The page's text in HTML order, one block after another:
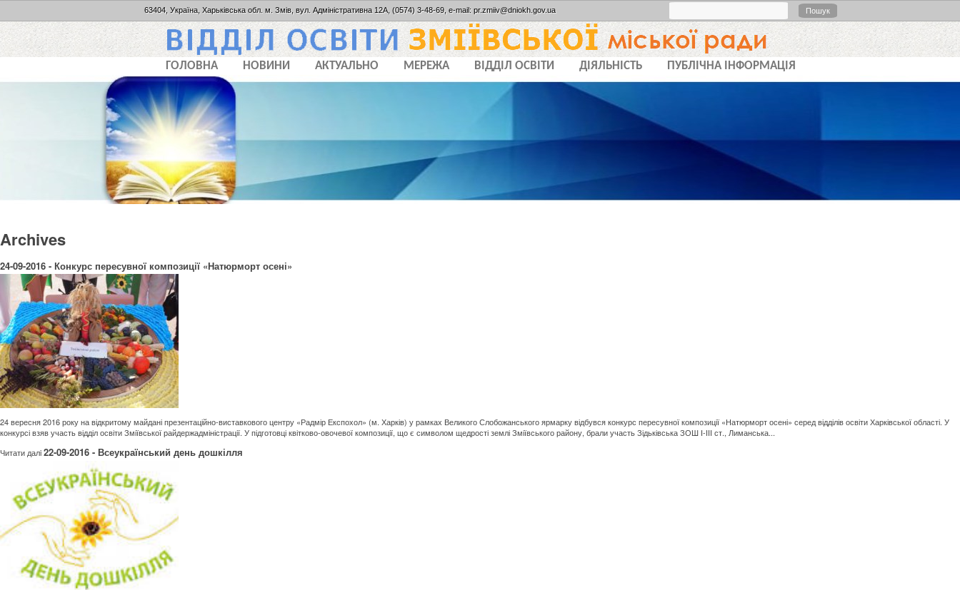
63404, Україна, Харьківська обл. м. Змів, вул. Адміністративна 12А, (0574) 3-48-69, e-mail: pr.zmiiv@dniokh.gov.ua Пошук
ГОЛОВНА НОВИНИ АКТУАЛЬНО МЕРЕЖА ВІДДІЛ ОСВІТИ ДІЯЛЬНІСТЬ ПУБЛІЧНА ІНФОРМАЦІЯ
Archives
24-09-2016 - Конкурс пересувної композиції «Натюрморт осені»
24 вересня 2016 року на відкритому майдані презентаційно-виставкового центру «Радмір Експохол» (м. Харків) у рамках Великого Слобожанського ярмарку відбувся конкурс пересувної композиції «Натюрморт осені» серед відділів освіти Харківської області. У
конкурсі взяв участь відділ освіти Зміївської райдержадміністрації. У підготовці квітково-овочевої композиції, що є символом щедрості землі Зміївського району, брали участь Зідьківська ЗОШ І-ІІІ ст., Лиманська...
Читати далi22-09-2016 - Всеукраїнський день дошкілля